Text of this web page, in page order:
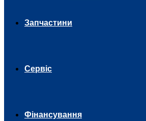
Запчастини
Сервіс
Фінансування